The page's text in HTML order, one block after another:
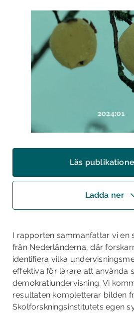
Läs
Ladda ner
I rapporten sammanfattar vi en
från Nederländerna, där
identifiera vilka
effektiva för lärare att använda
demokratiundervisning. Vi
resultaten kompletterar bilden
Skolforskningsinstitutets egen